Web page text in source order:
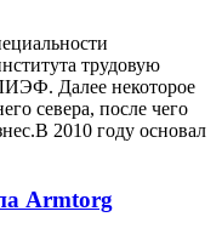
трудовую
Далее некоторое
севера, после чего
2010 году основал
Armtorg